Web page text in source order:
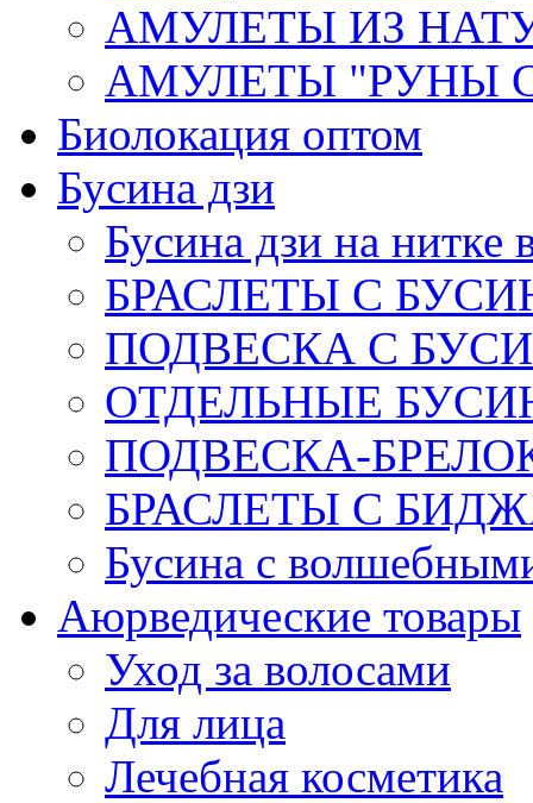
АМУЛЕТЫ ИЗ
АМУЛЕТЫ "РУНЫ
Биолокация оптом
Бусина дзи
Бусина дзи на нитке
БРАСЛЕТЫ С
ПОДВЕСКА С
ОТДЕЛЬНЫЕ
ПОДВЕСКА-
БРАСЛЕТЫ С
Бусина с
Аюрведические товары
Уход за волосами
Для лица
Лечебная косметика